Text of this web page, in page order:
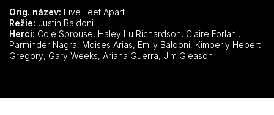
Orig. název: Five Feet Apart
Režie: Justin Baldoni
Herci: Cole Sprouse, Haley Lu Richardson, Claire Forlani,
Parminder Nagra, Moises Arias, Emily Baldoni, Kimberly Hebert
Gregory, Gary Weeks, Ariana Guerra, Jim Gleason